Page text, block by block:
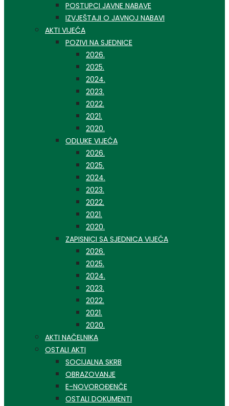
POSTUPCI JAVNE NABAVE
IZVJEŠTAJI O JAVNOJ NABAVI
AKTI VIJEĆA
POZIVI NA SJEDNICE
2026.
2025.
2024.
2023.
2022.
2021.
2020.
ODLUKE VIJEĆA
2026.
2025.
2024.
2023.
2022.
2021.
2020.
ZAPISNICI SA SJEDNICA VIJEĆA
2026.
2025.
2024.
2023.
2022.
2021.
2020.
AKTI NAČELNIKA
OSTALI AKTI
SOCIJALNA SKRB
OBRAZOVANJE
E-NOVOROĐENČE
OSTALI DOKUMENTI